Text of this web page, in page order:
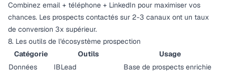
Combinez email + téléphone + LinkedIn pour maximiser vos
chances. Les prospects contactés sur 2-3 canaux ont un taux
de conversion 3x supérieur.
8. Les outils de l'écosystème prospection
Catégorie
Outils
Usage
Données
IBLead
Base de prospects enrichie